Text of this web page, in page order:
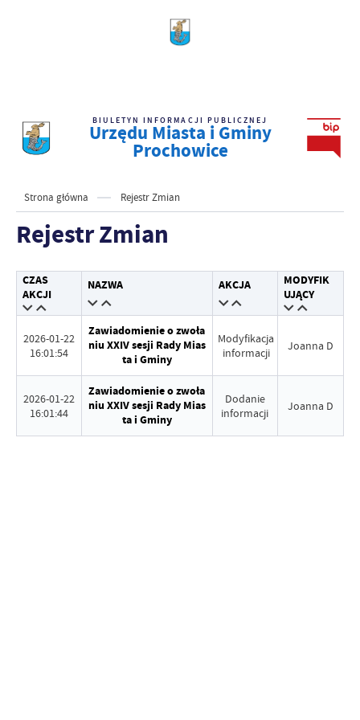
BIULETYN INFORMACJI PUBLICZNEJ
Urzędu Miasta i Gminy
Prochowice
Strona główna Rejestr Zmian
Rejestr Zmian
CZAS
AKCJI
NAZWA AKCJA
MODYFIK
UJĄCY
2026-01-22
16:01:54
Zawiadomienie o zwoła
niu XXIV sesji Rady Mias
ta i Gminy
Modyfikacja
informacji
Joanna D
2026-01-22
16:01:44
Zawiadomienie o zwoła
niu XXIV sesji Rady Mias
ta i Gminy
Dodanie
informacji
Joanna D